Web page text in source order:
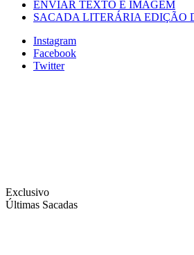
ENVIAR TEXTO E IMAGEM
SACADA LITERÁRIA EDIÇÃO
Instagram
Facebook
Twitter
Exclusivo
Últimas Sacadas